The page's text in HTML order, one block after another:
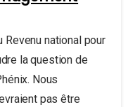
Revenu national pour
la question de
Nous
pas être